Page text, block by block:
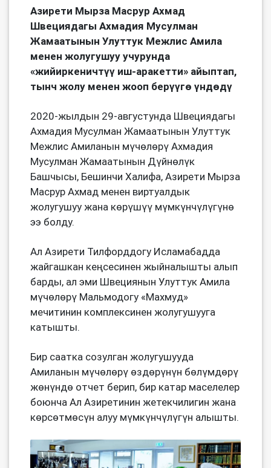
Азирети Мырза Масрур Ахмад
Швециядагы Ахмадия Мусулман
Жамаатынын Улуттук Межлис Амила
менен жолугушуу учурунда
«жийиркеничтүү иш-аракетти» айыптап,
тынч жолу менен жооп берүүгө үндөдү
2020-жылдын 29-августунда Швециядагы
Ахмадия Мусулман Жамаатынын Улуттук
Межлис Амиланын мүчөлөрү Ахмадия
Мусулман Жамаатынын Дүйнөлүк
Башчысы, Бешинчи Халифа, Азирети Мырза
Масрур Ахмад менен виртуалдык
жолугушуу жана көрүшүү мүмкүнчүлүгүнө
ээ болду.
Ал Азирети Тилфорддогу Исламабадда
жайгашкан кеңсесинен жыйналышты алып
барды, ал эми Швециянын Улуттук Амила
мүчөлөрү Мальмодогу «Махмуд»
мечитинин комплексинен жолугушууга
катышты.
Бир саатка созулган жолугушууда
Амиланын мүчөлөрү өздөрүнүн бөлүмдөрү
жөнүндө отчет берип, бир катар маселелер
боюнча Ал Азиретинин жетекчилигин жана
көрсөтмөсүн алуу мүмкүнчүлүгүн алышты.